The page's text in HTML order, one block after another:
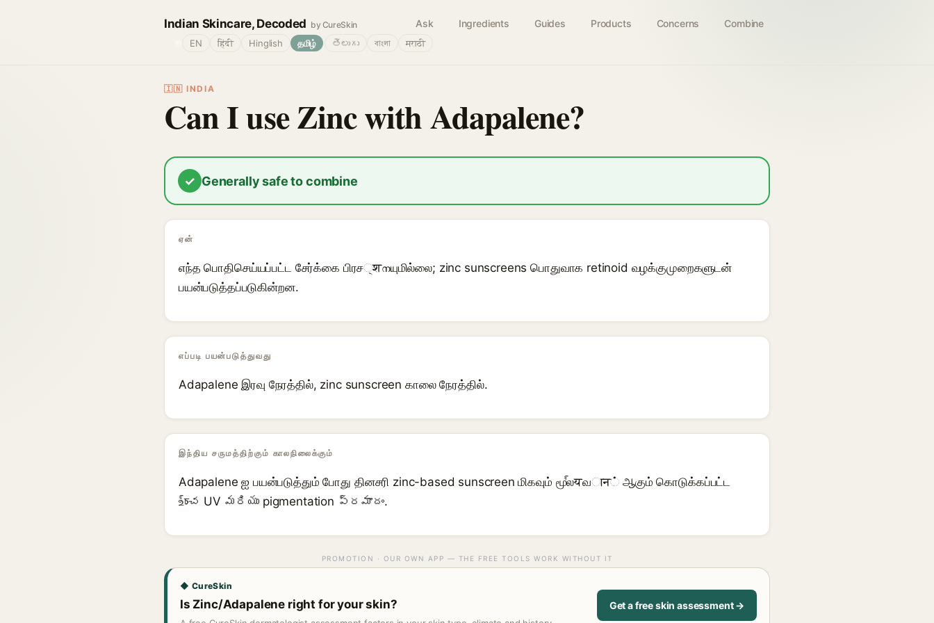
Indian Skincare, Decoded by CureSkin Ask Ingredients Guides Products Concerns Combine
EN हिंदी Hinglish தமிழ் తెలుగు বাংলা मराठी
🇮🇳 INDIA
Can I use Zinc with Adapalene?
✓ Generally safe to combine
ஏன்
எந்த பொதிசெய்யப்பட்ட சேர்க்கை பிரச्शനயுமில்லை; zinc sunscreens பொதுவாக retinoid வழக்குமுறைகளுடன்
பயன்படுத்தப்படுகின்றன.
எப்படி பயன்படுத்துவது
Adapalene இரவு நேரத்தில், zinc sunscreen காலை நேரத்தில்.
இந்திய சருமத்திற்கும் காலநிலைக்கும்
Adapalene ஐ பயன்படுத்தும் போது தினசரி zinc-based sunscreen மிகவும் மூல్यவान் ஆகும் கொடுக்கப்பட்ட
உচ్చ UV మరియు pigmentation ప్రమాదం.
PROMOTION · OUR OWN APP — THE FREE TOOLS WORK WITHOUT IT
◆ CureSkin
Is Zinc/Adapalene right for your skin? Get a free skin assessment →